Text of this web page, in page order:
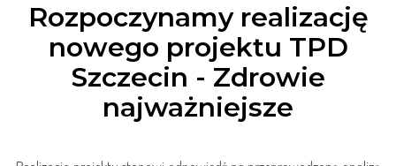
Rozpoczynamy realizację
nowego projektu TPD
Szczecin - Zdrowie
najważniejsze